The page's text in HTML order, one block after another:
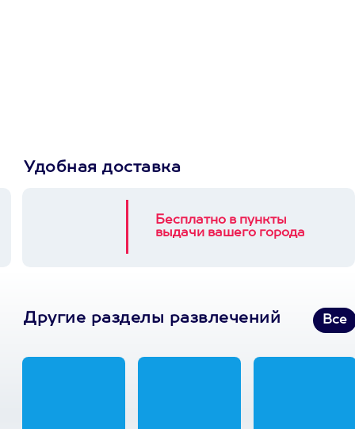
Удобная доставка
Бесплатно в пункты
выдачи вашего города
Другие разделы развлечений Все